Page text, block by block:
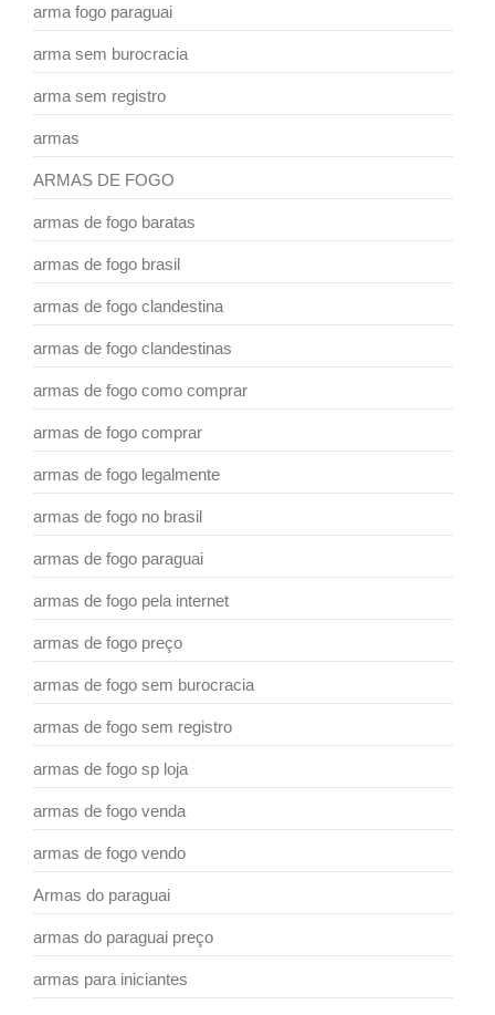
arma fogo paraguai
arma sem burocracia
arma sem registro
armas
ARMAS DE FOGO
armas de fogo baratas
armas de fogo brasil
armas de fogo clandestina
armas de fogo clandestinas
armas de fogo como comprar
armas de fogo comprar
armas de fogo legalmente
armas de fogo no brasil
armas de fogo paraguai
armas de fogo pela internet
armas de fogo preço
armas de fogo sem burocracia
armas de fogo sem registro
armas de fogo sp loja
armas de fogo venda
armas de fogo vendo
Armas do paraguai
armas do paraguai preço
armas para iniciantes